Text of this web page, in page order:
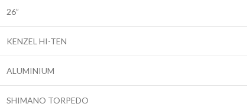
26”
KENZEL HI-TEN
ALUMINIUM
SHIMANO TORPEDO